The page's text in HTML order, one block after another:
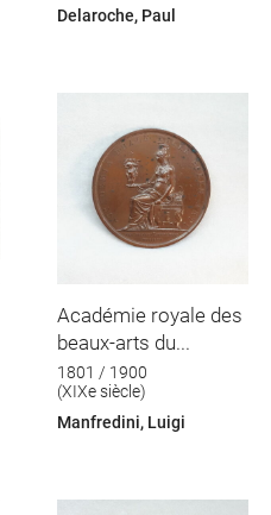
Delaroche, Paul
Académie royale des
beaux-arts du...
1801 / 1900
(XIXe siècle)
Manfredini, Luigi